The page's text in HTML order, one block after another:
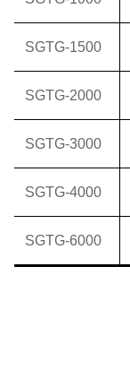
SGTG-1500
SGTG-2000
SGTG-3000
SGTG-4000
SGTG-6000